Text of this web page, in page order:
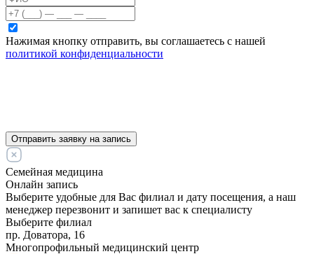
Нажимая кнопку отправить, вы соглашаетесь с нашей
политикой конфиденциальности
Отправить заявку на запись
Семейная медицина
Онлайн запись
Выберите удобные для Вас филиал и дату посещения, а наш
менеджер перезвонит и запишет вас к специалисту
Выберите филиал
пр. Доватора, 16
Многопрофильный медицинский центр